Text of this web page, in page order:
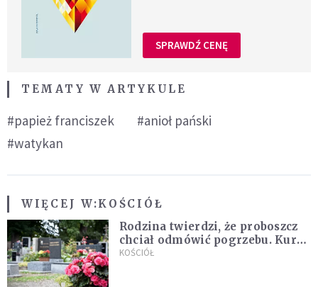
SPRAWDŹ CENĘ
TEMATY W ARTYKULE
#papież franciszek
#anioł pański
#watykan
WIĘCEJ W:KOŚCIÓŁ
Rodzina twierdzi, że proboszcz
chciał odmówić pogrzebu. Kuria
zapowiada wyjaśnienia
KOŚCIÓŁ